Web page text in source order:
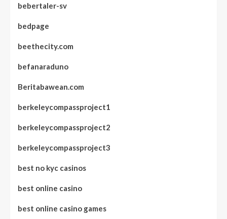
bebertaler-sv
bedpage
beethecity.com
befanaraduno
Beritabawean.com
berkeleycompassproject1
berkeleycompassproject2
berkeleycompassproject3
best no kyc casinos
best online casino
best online casino games